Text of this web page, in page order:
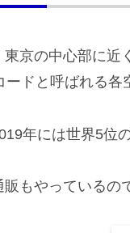
京の中心部に近
ードと呼ばれる各
年には世界5位
もやっているの